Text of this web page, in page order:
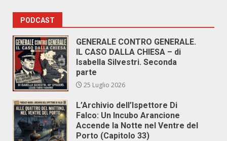
PODCAST
GENERALE CONTRO GENERALE.
IL CASO DALLA CHIESA – di
Isabella Silvestri. Seconda
parte
25 Luglio 2026
L’Archivio dell’Ispettore Di
Falco: Un Incubo Arancione
Accende la Notte nel Ventre del
Porto (Capitolo 33)